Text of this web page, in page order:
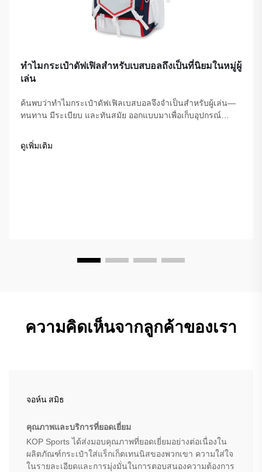
ทำไมกระเป๋าดัฟเฟิลสำหรับเบสบอลถึงเป็นที่นิยมในหมู่ผู้
เล่น
ค้นพบว่าทำไมกระเป๋าดัฟเฟิลเบสบอลจึงจำเป็นสำหรับผู้เล่น—
ทนทาน มีระเบียบ และทันสมัย ออกแบบมาเพื่อเก็บอุปกรณ์
ที่สุดได้วันนี้
ดูเพิ่มเติม
ความคิดเห็นจากลูกค้าของเรา
จอห์น สมิธ
คุณภาพและบริการที่ยอดเยี่ยม
KOP Sports ได้ส่งมอบคุณภาพที่ยอดเยี่ยมอย่างต่อเนื่องใน
ผลิตภัณฑ์กระเป๋าใส่แร็กเก็ตเทนนิสของพวกเขา ความใส่ใจ
ในรายละเอียดและการมุ่งมั่นในการตอบสนองความต้องการ